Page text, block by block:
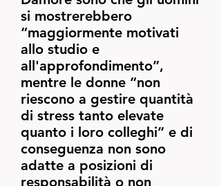
si mostrerebbero
“maggiormente motivati
allo studio e
all'approfondimento”,
mentre le donne “non
riescono a gestire quantità
di stress tanto elevate
quanto i loro colleghi” e di
conseguenza non sono
adatte a posizioni di
responsabilità o non